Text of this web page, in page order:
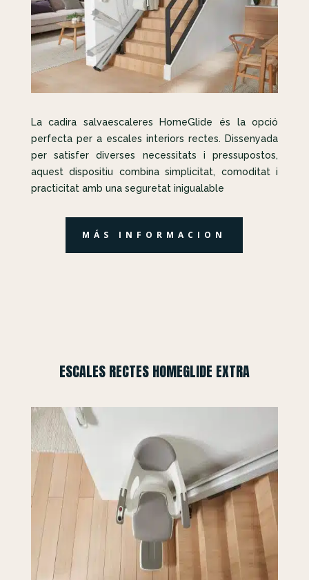
La cadira salvaescaleres HomeGlide és la opció
perfecta per a escales interiors rectes. Dissenyada
per satisfer diverses necessitats i pressupostos,
aquest dispositiu combina simplicitat, comoditat i
practicitat amb una seguretat inigualable
MÁS INFORMACION
ESCALES RECTES HOMEGLIDE EXTRA